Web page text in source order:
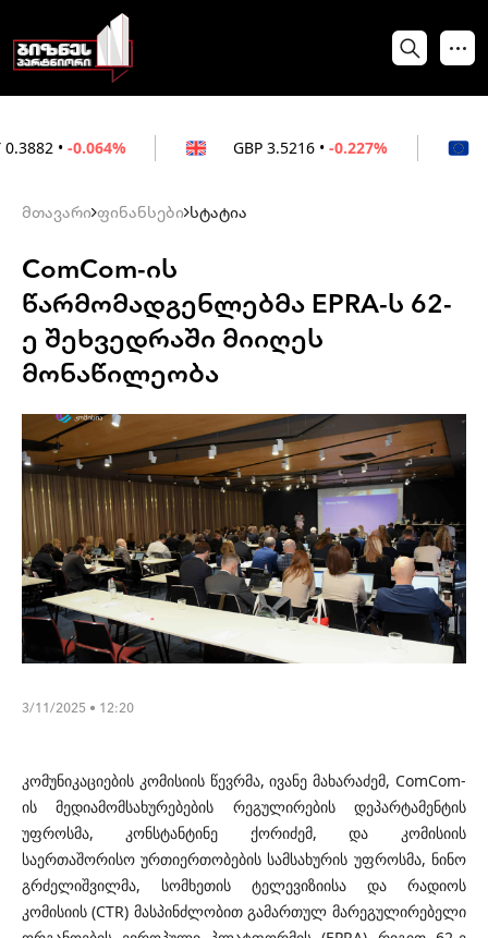
3.5216 • -0.227%
მთავარი ფინანსები სტატია
ComCom-ის
წარმომადგენლებმა EPRA-ს 62-
ე შეხვედრაში მიიღეს
მონაწილეობა
3/11/2025 • 12:20
კომუნიკაციების კომისიის წევრმა, ივანე მახარაძემ, ComCom-
ის მედიამომსახურებების რეგულირების დეპარტამენტის
უფროსმა, კონსტანტინე ქორიძემ, და კომისიის
საერთაშორისო ურთიერთობების სამსახურის უფროსმა, ნინო
გრძელიშვილმა, სომხეთის ტელევიზიისა და რადიოს
კომისიის (CTR) მასპინძლობით გამართულ მარეგულირებელი